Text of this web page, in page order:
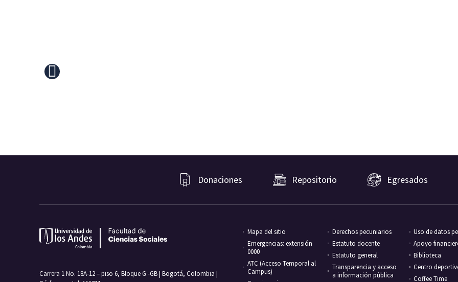
Donaciones Repositorio Egresados
Carrera 1 No. 18A-12 – piso 6, Bloque G -GB | Bogotá, Colombia |
Mapa del sitio
Emergencias: extensión
0000
ATC (Acceso Temporal al
Campus)
Derechos pecuniarios
Estatuto docente
Estatuto general
Transparencia y acceso
a información pública
Uso de datos
Apoyo
Biblioteca
Centro
Coffee Time